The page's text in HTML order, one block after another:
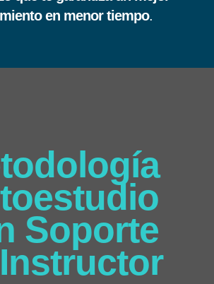
en menor tiempo.
Soporte